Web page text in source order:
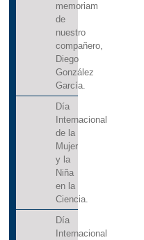
memoriam
de
nuestro
compañero,
Diego
González
García.
Día
Internacional
de la
Mujer
y la
Niña
en la
Ciencia.
Día
Internacional